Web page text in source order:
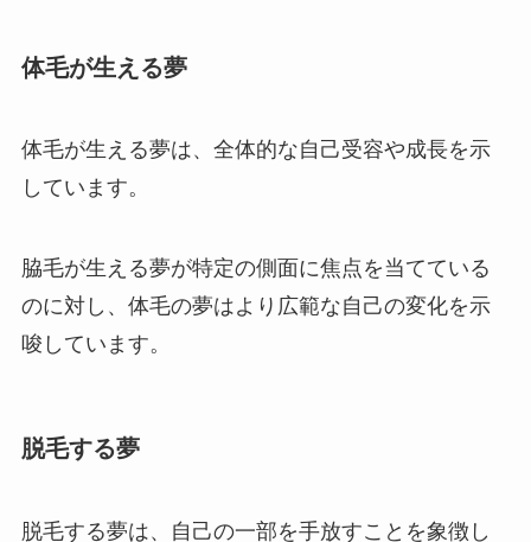
体毛が生える夢
体毛が生える夢は、全体的な自己受容や成長を示
しています。
脇毛が生える夢が特定の側面に焦点を当てている
のに対し、体毛の夢はより広範な自己の変化を示
唆しています。
脱毛する夢
脱毛する夢は、自己の一部を手放すことを象徴し